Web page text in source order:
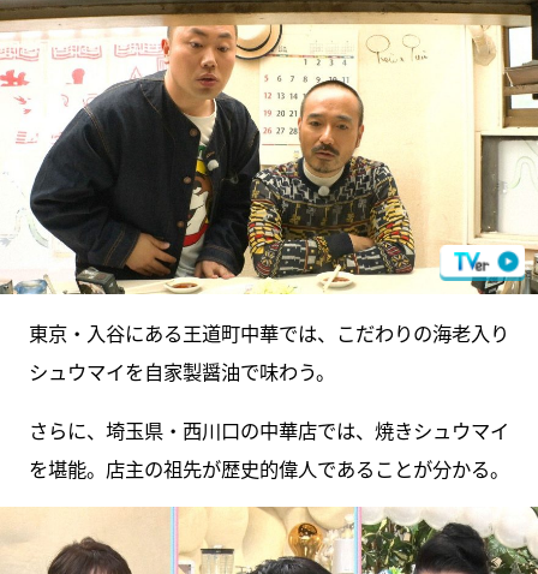
東京・入谷にある王道町中華では、こだわりの海老入り
シュウマイを自家製醤油で味わう。
さらに、埼玉県・西川口の中華店では、焼きシュウマイ
を堪能。店主の祖先が歴史的偉人であることが分かる。